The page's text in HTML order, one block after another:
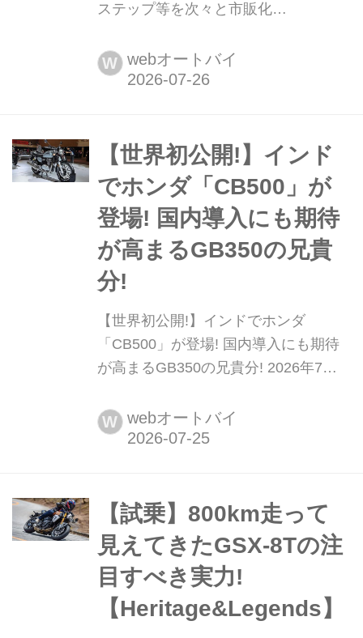
ステップ等を次々と市販化
め:Heritage&Legends編集部 ヘリテイ
ジ&レジェンズ 公式サイト ▶▶▶カス
の頃感”を演出しつつ最新技術で作られ
るフルエキ まさに直後と言える、
CB1000F発売3日後(’25...
W webオートバイ
【世界初公開!】インド
でホンダ「CB500」が
登場! 国内導入にも期待
が高まるGB350の兄貴
分!
【世界初公開!】インドでホンダ
「CB500」が登場! 国内導入にも期待
が高まるGB350の兄貴分! 2026年7月
定のニューモデル10機種を発表。その
目玉として空冷シングルエンジン搭載
報はまだないが、国内でGB350シリー
ズとして大人気を誇るモデルの兄貴分
の登場だけに期...
W webオートバイ
【試乗】800km走って
見えてきたGSX-8Tの注
目すべき実力!
【Heritage&Legends】